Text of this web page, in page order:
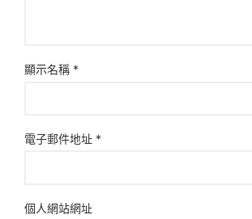
顯示名稱 *
電子郵件地址 *
個人網站網址